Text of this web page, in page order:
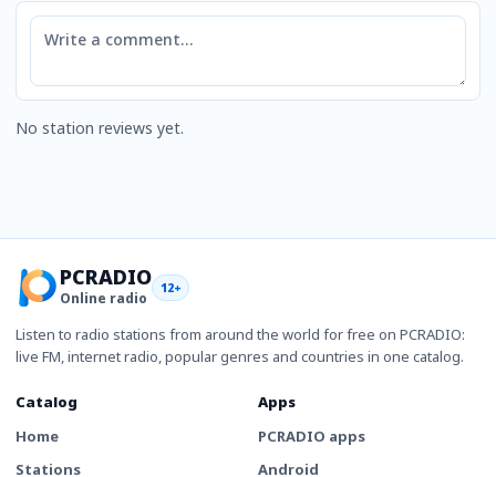
Comment
No station reviews yet.
PCRADIO
Online radio
12+
Listen to radio stations from around the world for free on PCRADIO:
live FM, internet radio, popular genres and countries in one catalog.
Catalog
Home
Stations
Apps
PCRADIO apps
Android